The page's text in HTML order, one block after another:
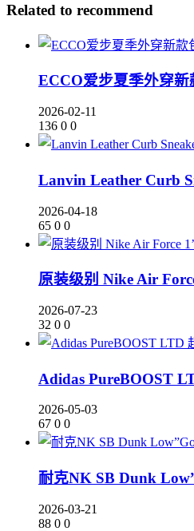
Related to recommend
ECCO爱步夏季外穿
2026-02-11
136 0 0
Lanvin Leather Curb
2026-04-18
65 0 0
原装级别 Nike Air
2026-07-23
32 0 0
Adidas PureBOOST
2026-05-03
67 0 0
耐克NK SB Dunk
2026-03-21
88 0 0